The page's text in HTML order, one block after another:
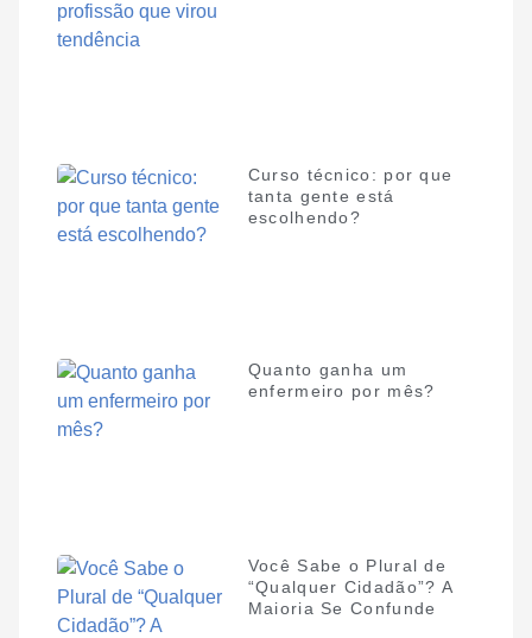
Curso técnico: por que
tanta gente está
escolhendo?
Quanto ganha um
enfermeiro por mês?
Você Sabe o Plural de
“Qualquer Cidadão”? A
Maioria Se Confunde